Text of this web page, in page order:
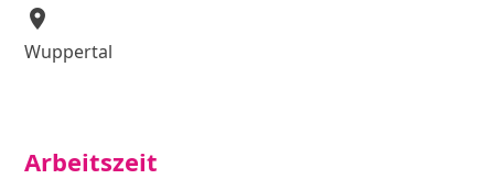
location_on
Wuppertal
Arbeitszeit